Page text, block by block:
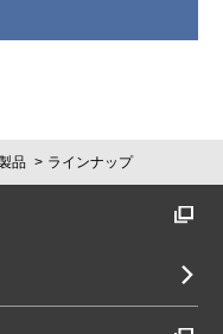
品 ラインナップ